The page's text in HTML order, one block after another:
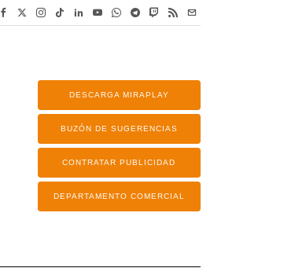
DESCARGA MIRAPLAY
BUZÓN DE SUGERENCIAS
CONTRATAR PUBLICIDAD
DEPARTAMENTO COMERCIAL